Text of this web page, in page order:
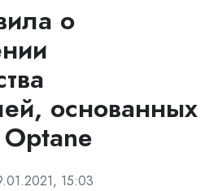
о
основанных
15:03